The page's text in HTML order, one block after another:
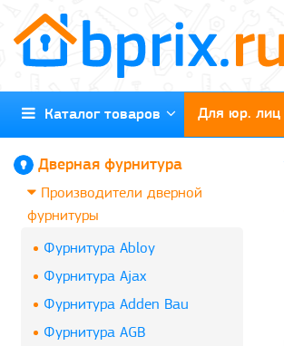
Каталог товаров Для юр. лиц
Дверная фурнитура
Производители дверной
фурнитуры
Фурнитура Abloy
Фурнитура Ajax
Фурнитура Adden Bau
Фурнитура AGB